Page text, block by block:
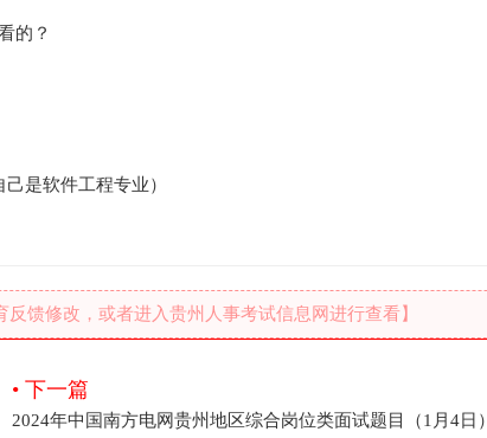
的？
是软件工程专业）
馈修改，或者进入贵州人事考试信息网进行查看】
• 下一篇
2024年中国南方电网贵州地区综合岗位类面试题目（1月4日）